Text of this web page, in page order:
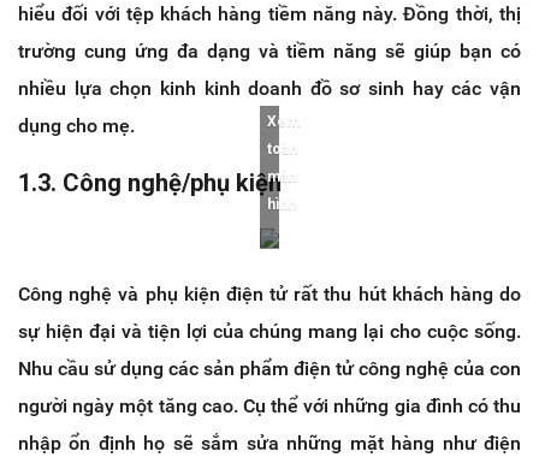
hiểu đối với tệp khách hàng tiềm năng này. Đồng thời, thị
trường cung ứng đa dạng và tiềm năng sẽ giúp bạn có
nhiều lựa chọn kinh kinh doanh đồ sơ sinh hay các vận
dụng cho mẹ.
1.3. Công nghệ/phụ kiện
Xem
toàn
màn
hình
Công nghệ và phụ kiện điện tử rất thu hút khách hàng do
sự hiện đại và tiện lợi của chúng mang lại cho cuộc sống.
Nhu cầu sử dụng các sản phẩm điện tử công nghệ của con
người ngày một tăng cao. Cụ thể với những gia đình có thu
nhập ổn định họ sẽ sắm sửa những mặt hàng như điện